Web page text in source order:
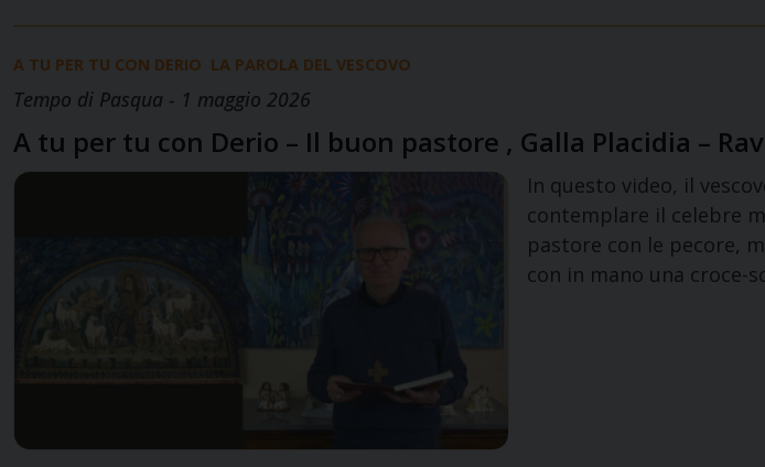
A TU PER TU CON DERIO LA PAROLA DEL VESCOVO
Tempo di Pasqua - 1 maggio 2026
A tu per tu con Derio – Il buon pastore , Galla Placidia –
In questo video, il
contemplare il celebre
pastore con le pecore,
con in mano una croce-